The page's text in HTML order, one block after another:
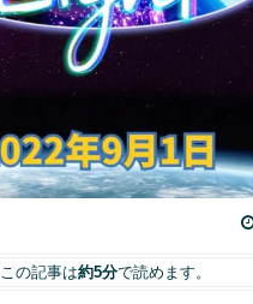
この記事は約5分で読めます。